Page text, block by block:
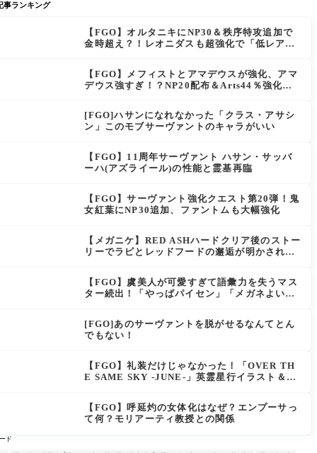
事ランキング
【FGO】オルタニキにNP30＆秩序特攻追加で
金時超え？！レオニダスも超強化で「低レアと
【FGO】メフィストとアマデウスが強化、アマ
デウス強すぎ！？NP20配布＆Arts44％強化に
[FGO]ハサンになれなかった「クラス・アサシ
ン」このモブサーヴァントのキャラがいい
【FGO】11周年サーヴァント ハサン・サッバ
ーハ(アズライール)の性能と霊基再臨
【FGO】サーヴァント強化クエスト第20弾！鬼
女紅葉にNP30追加、ファントムも大幅強化
【メガニケ】RED ASHハードクリア後のストー
リーでラピとレッドフードの邂逅が明かされ
年寝てた。【勝利の女神NIKKE】
【FGO】虞美人が可愛すぎて語彙力を失うマス
ター続出！「やっぱパイセン」「メガネよい文
[FGO]あのサーヴァントを脱がせるなんてとん
でもない！
【FGO】礼装だけじゃなかった！「OVER TH
E SAME SKY -JUNE-」英霊星行イラスト＆登
【FGO】呼延灼の女体化はなぜ？エンプーサっ
て何？モリアーティ教授との関係
ド